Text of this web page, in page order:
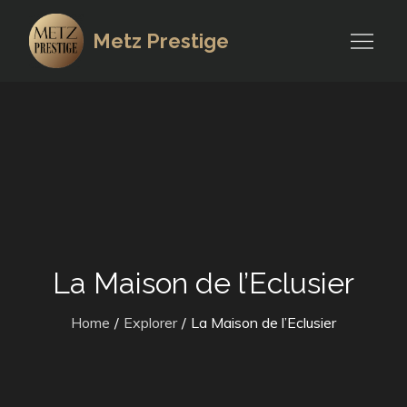
content
Metz Prestige
La Maison de l’Eclusier
Home Explorer La Maison de l’Eclusier